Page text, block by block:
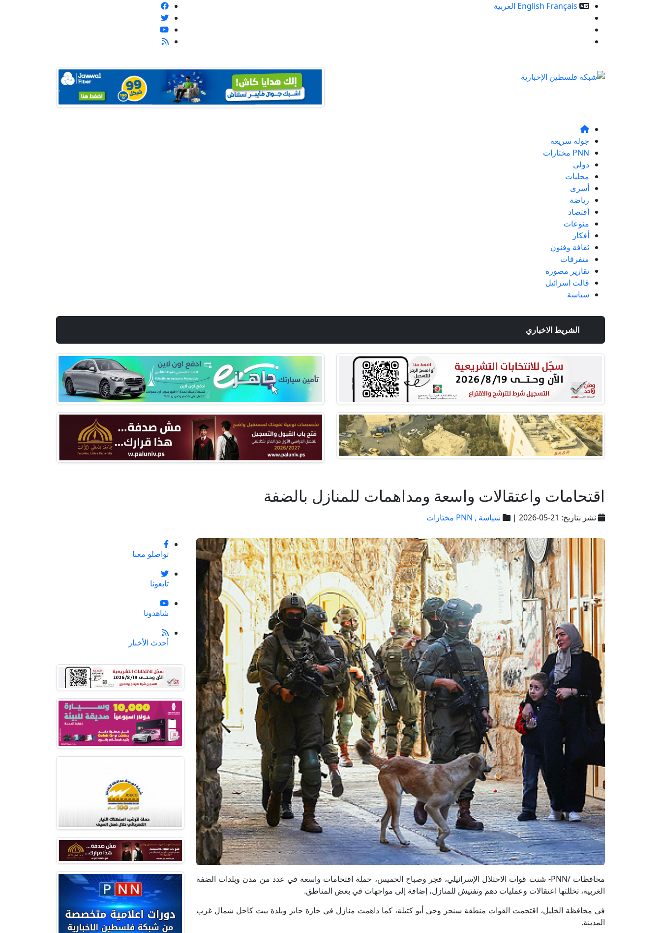
English Français
العربية
جولة سريعة
PNN مختارات
دولي
محليات
أسرى
رياضة
أقتصاد
منوعات
أفكار
ثقافة وفنون
متفرقات
تقارير مصورة
قالت اسرائيل
سياسة
الشريط الاخباري
اقتحامات واعتقالات واسعة ومداهمات للمنازل بالضفة
نشر بتاريخ: 21-05-2026 | سياسة , PNN مختارات
محافظات /PNN- شنت قوات الاحتلال الإسرائيلي، فجر وصباح الخميس، حملة اقتحامات واسعة في عدد من مدن وبلدات الضفة
الغربية، تخللتها اعتقالات وعمليات دهم وتفتيش للمنازل، إضافة إلى مواجهات في بعض المناطق.
في محافظة الخليل، اقتحمت القوات منطقة سنجر وحي أبو كتيلة، كما داهمت منازل في حارة جابر وبلدة بيت كاحل شمال غرب
المدينة.
تواصلو معنا
تابعونا
شاهدونا
أحدث الأخبار